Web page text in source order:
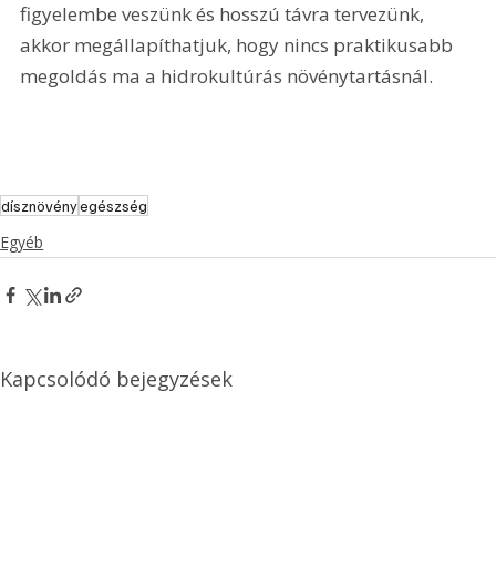
figyelembe veszünk és hosszú távra tervezünk,
akkor megállapíthatjuk, hogy nincs praktikusabb
megoldás ma a hidrokultúrás növénytartásnál.
dísznövényegészség
Egyéb
Kapcsolódó bejegyzések